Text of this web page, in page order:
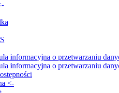
informacyjna o przetwarzaniu
informacyjna o przetwarzaniu
<-